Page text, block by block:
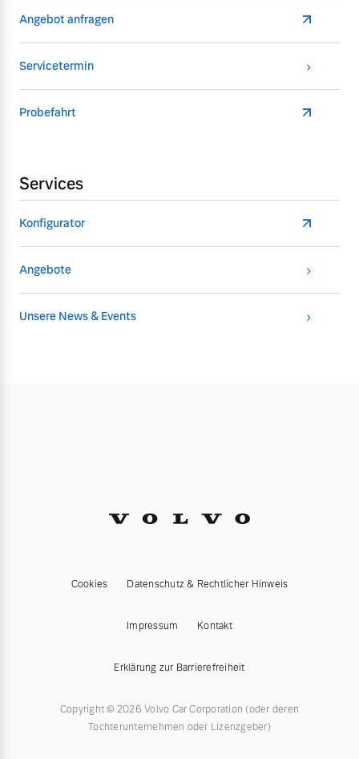
Angebot anfragen
Servicetermin
Probefahrt
Services
Konfigurator
Angebote
Unsere News & Events
Cookies Datenschutz & Rechtlicher Hinweis
Impressum Kontakt
Erklärung zur Barrierefreiheit
Copyright © 2026 Volvo Car Corporation (oder deren
Tochterunternehmen oder Lizenzgeber)